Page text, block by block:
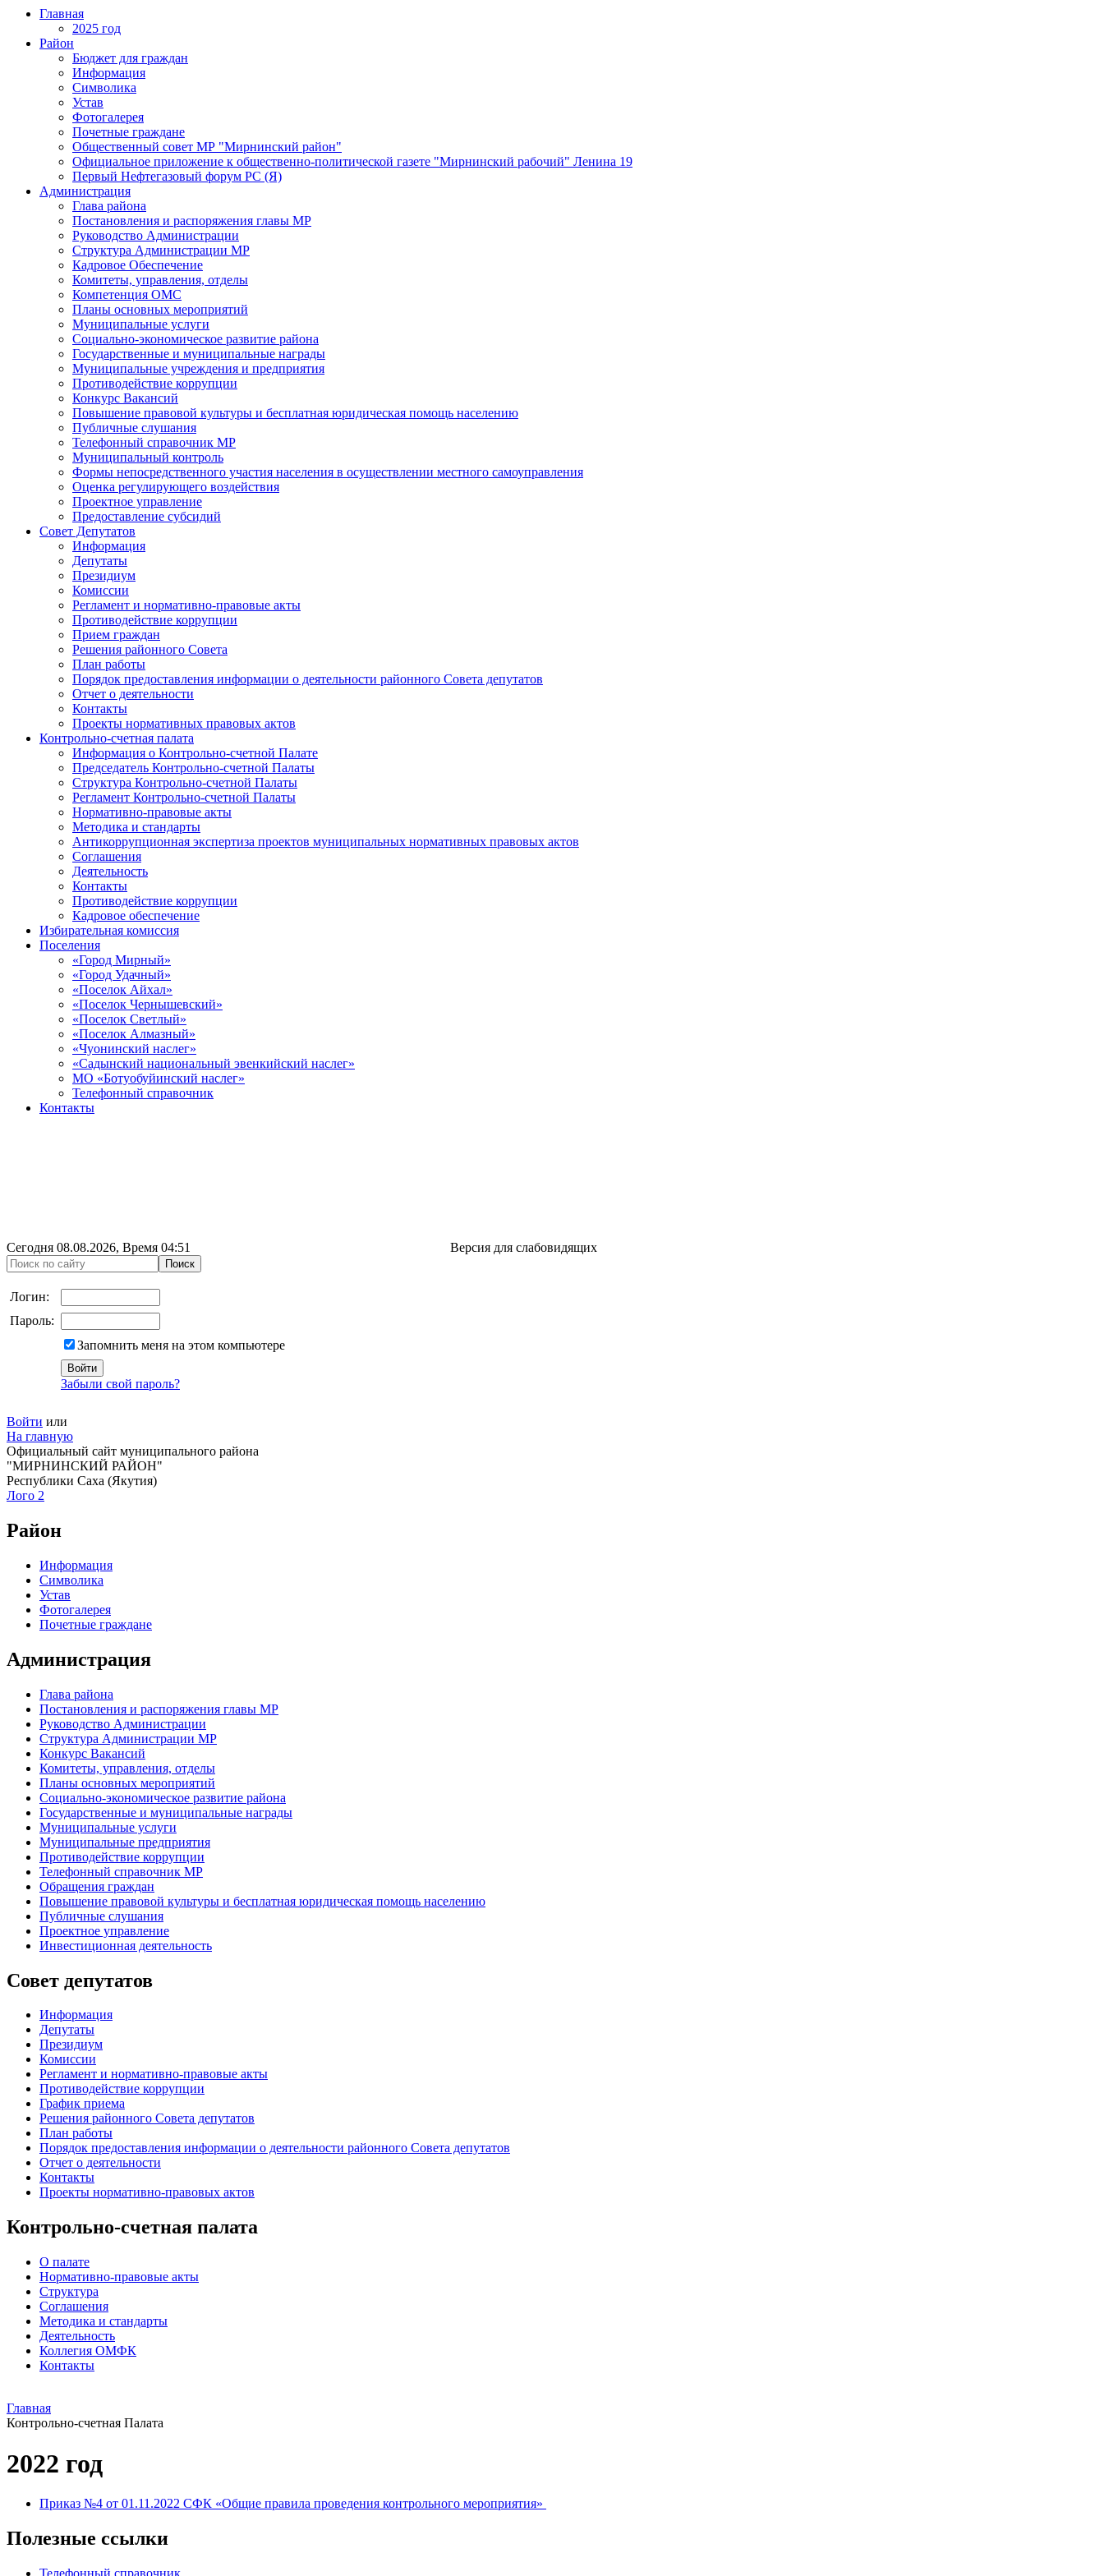
Главная
2025 год
Район
Бюджет для граждан
Информация
Символика
Устав
Фотогалерея
Почетные граждане
Общественный совет МР "Мирнинский район"
Официальное приложение к общественно-политической газете "Мирнинский рабочий" Ленина 19
Первый Нефтегазовый форум РС (Я)
Администрация
Глава района
Постановления и распоряжения главы МР
Руководство Администрации
Структура Администрации МР
Кадровое Обеспечение
Комитеты, управления, отделы
Компетенция ОМС
Планы основных мероприятий
Муниципальные услуги
Социально-экономическое развитие района
Государственные и муниципальные награды
Муниципальные учреждения и предприятия
Противодействие коррупции
Конкурс Вакансий
Повышение правовой культуры и бесплатная юридическая помощь населению
Публичные слушания
Телефонный справочник МР
Муниципальный контроль
Формы непосредственного участия населения в осуществлении местного самоуправления
Оценка регулирующего воздействия
Проектное управление
Предоставление субсидий
Совет Депутатов
Информация
Депутаты
Президиум
Комиссии
Регламент и нормативно-правовые акты
Противодействие коррупции
Прием граждан
Решения районного Совета
План работы
Порядок предоставления информации о деятельности районного Совета депутатов
Отчет о деятельности
Контакты
Проекты нормативных правовых актов
Контрольно-счетная палата
Информация о Контрольно-счетной Палате
Председатель Контрольно-счетной Палаты
Структура Контрольно-счетной Палаты
Регламент Контрольно-счетной Палаты
Нормативно-правовые акты
Методика и стандарты
Антикоррупционная экспертиза проектов муниципальных нормативных правовых актов
Соглашения
Деятельность
Контакты
Противодействие коррупции
Кадровое обеспечение
Избирательная комиссия
Поселения
«Город Мирный»
«Город Удачный»
«Поселок Айхал»
«Поселок Чернышевский»
«Поселок Светлый»
«Поселок Алмазный»
«Чуонинский наслег»
«Садынский национальный эвенкийский наслег»
МО «Ботуобуйинский наслег»
Телефонный справочник
Контакты
Сегодня 08.08.2026, Время 04:51 Версия для слабовидящих
Логин:
Пароль:
Запомнить меня на этом компьютере
Забыли свой пароль?
Войти или
На главную
Официальный сайт муниципального района
"МИРНИНСКИЙ РАЙОН"
Республики Саха (Якутия)
Лого 2
Район
Информация
Символика
Устав
Фотогалерея
Почетные граждане
Администрация
Глава района
Постановления и распоряжения главы МР
Руководство Администрации
Структура Администрации МР
Конкурс Вакансий
Комитеты, управления, отделы
Планы основных мероприятий
Социально-экономическое развитие района
Государственные и муниципальные награды
Муниципальные услуги
Муниципальные предприятия
Противодействие коррупции
Телефонный справочник МР
Обращения граждан
Повышение правовой культуры и бесплатная юридическая помощь населению
Публичные слушания
Проектное управление
Инвестиционная деятельность
Совет депутатов
Информация
Депутаты
Президиум
Комиссии
Регламент и нормативно-правовые акты
Противодействие коррупции
График приема
Решения районного Совета депутатов
План работы
Порядок предоставления информации о деятельности районного Совета депутатов
Отчет о деятельности
Контакты
Проекты нормативно-правовых актов
Контрольно-счетная палата
О палате
Нормативно-правовые акты
Структура
Соглашения
Методика и стандарты
Деятельность
Коллегия ОМФК
Контакты
Главная
Контрольно-счетная Палата
2022 год
Приказ №4 от 01.11.2022 СФК «Общие правила проведения контрольного мероприятия»
Полезные ссылки
Телефонный справочник